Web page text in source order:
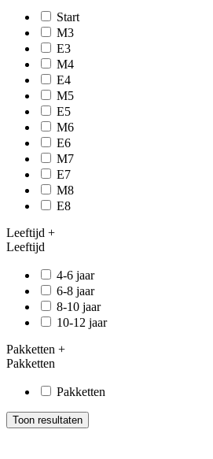
Start
M3
E3
M4
E4
M5
E5
M6
E6
M7
E7
M8
E8
Leeftijd +
Leeftijd
4-6 jaar
6-8 jaar
8-10 jaar
10-12 jaar
Pakketten +
Pakketten
Pakketten
Toon resultaten